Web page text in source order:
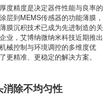
度精度是决定器件性能与良率的
层到MEMS传感器的功能薄膜，
膜沉积技术已成为先进制造的关
业，艾博纳微纳米科技近期推出
械控制与环境调控的多维度优
精准、更稳定的解决方案。
除不均匀性